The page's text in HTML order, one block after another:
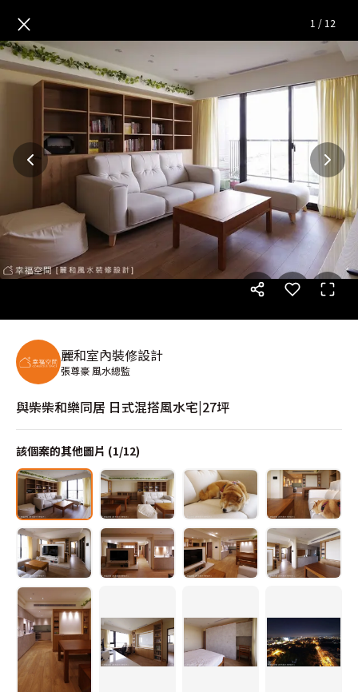
與柴柴和樂同居 日式混搭風水
× 1 / 12
麗和室內裝修設計
張尊豪 風水總監
與柴柴和樂同居 日式混搭風水宅|27坪
該個案的其他圖片 (1/12)